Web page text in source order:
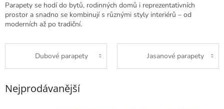
Parapety se hodí do bytů, rodinných domů i reprezentativních
prostor a snadno se kombinují s různými styly interiérů – od
moderních až po tradiční.
Dubové parapety Jasanové parapety
Nejprodávanější